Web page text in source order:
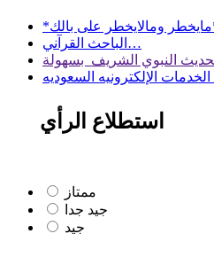
الباحث القرآني…
استطلاع الرأي
ممتاز
جيد جدا
جيد